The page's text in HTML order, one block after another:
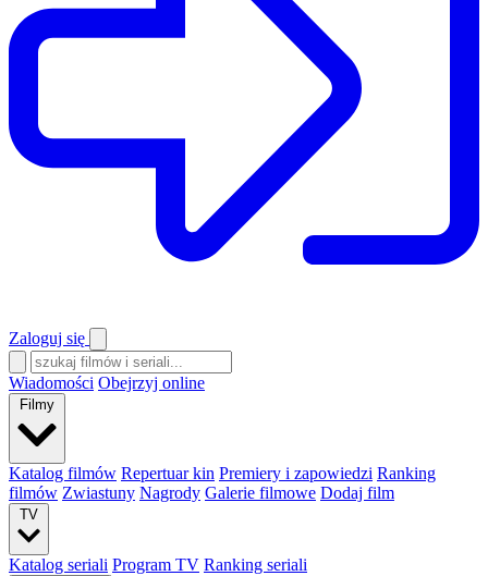
Zaloguj się
Wiadomości Obejrzyj online
Filmy
Katalog filmów Repertuar kin Premiery i zapowiedzi Ranking
filmów Zwiastuny Nagrody Galerie filmowe Dodaj film
TV
Katalog seriali Program TV Ranking seriali